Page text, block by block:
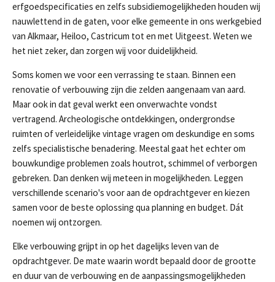
erfgoedspecificaties en zelfs subsidiemogelijkheden houden wij
nauwlettend in de gaten, voor elke gemeente in ons werkgebied
van Alkmaar, Heiloo, Castricum tot en met Uitgeest. Weten we
het niet zeker, dan zorgen wij voor duidelijkheid.
Soms komen we voor een verrassing te staan. Binnen een
renovatie of verbouwing zijn die zelden aangenaam van aard.
Maar ook in dat geval werkt een onverwachte vondst
vertragend. Archeologische ontdekkingen, ondergrondse
ruimten of verleidelijke vintage vragen om deskundige en soms
zelfs specialistische benadering. Meestal gaat het echter om
bouwkundige problemen zoals houtrot, schimmel of verborgen
gebreken. Dan denken wij meteen in mogelijkheden. Leggen
verschillende scenario's voor aan de opdrachtgever en kiezen
samen voor de beste oplossing qua planning en budget. Dát
noemen wij ontzorgen.
Elke verbouwing grijpt in op het dagelijks leven van de
opdrachtgever. De mate waarin wordt bepaald door de grootte
en duur van de verbouwing en de aanpassingsmogelijkheden